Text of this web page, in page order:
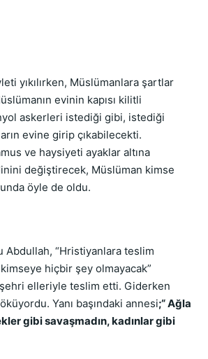
yıkılırken, Müslümanlara şartlar
evinin kapısı kilitli
askerleri istediği gibi, istediği
evine girip çıkabilecekti.
ve haysiyeti ayaklar altına
değiştirecek, Müslüman kimse
öyle de oldu.
Abdullah, “Hristiyanlara teslim
hiçbir şey olmayacak”
şehri elleriyle teslim etti. Giderken
Yanı başındaki annesi;“ Ağla
gibi savaşmadın, kadınlar gibi